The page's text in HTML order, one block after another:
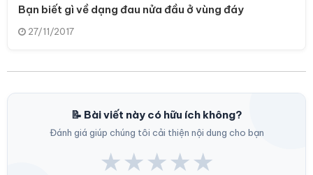
Bạn biết gì về dạng đau nửa đầu ở vùng đáy
27/11/2017
📝 Bài viết này có hữu ích không?
Đánh giá giúp chúng tôi cải thiện nội dung cho bạn
★★★★★